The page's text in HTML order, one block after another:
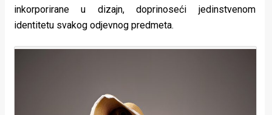
inkorporirane u dizajn, doprinoseći jedinstvenom
identitetu svakog odjevnog predmeta.